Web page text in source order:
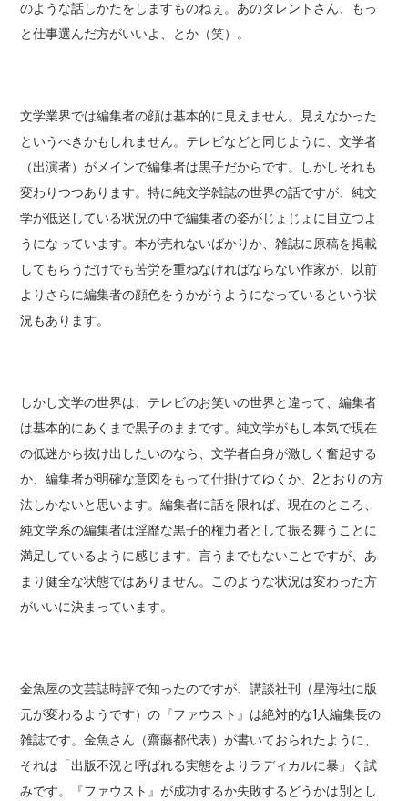
のような話しかたをしますものねぇ。あのタレントさん、もっ
と仕事選んだ方がいいよ、とか（笑）。
文学業界では編集者の顔は基本的に見えません。見えなかった
というべきかもしれません。テレビなどと同じように、文学者
（出演者）がメインで編集者は黒子だからです。しかしそれも
変わりつつあります。特に純文学雑誌の世界の話ですが、純文
学が低迷している状況の中で編集者の姿がじょじょに目立つよ
うになっています。本が売れないばかりか、雑誌に原稿を掲載
してもらうだけでも苦労を重ねなければならない作家が、以前
よりさらに編集者の顔色をうかがうようになっているという状
況もあります。
しかし文学の世界は、テレビのお笑いの世界と違って、編集者
は基本的にあくまで黒子のままです。純文学がもし本気で現在
の低迷から抜け出したいのなら、文学者自身が激しく奮起する
か、編集者が明確な意図をもって仕掛けてゆくか、2とおりの方
法しかないと思います。編集者に話を限れば、現在のところ、
純文学系の編集者は淫靡な黒子的権力者として振る舞うことに
満足しているように感じます。言うまでもないことですが、あ
まり健全な状態ではありません。このような状況は変わった方
がいいに決まっています。
金魚屋の文芸誌時評で知ったのですが、講談社刊（星海社に版
元が変わるようです）の『ファウスト』は絶対的な1人編集長の
雑誌です。金魚さん（齋藤都代表）が書いておられたように、
それは「出版不況と呼ばれる実態をよりラディカルに暴」く試
みです。『ファウスト』が成功するか失敗するどうかは別とし